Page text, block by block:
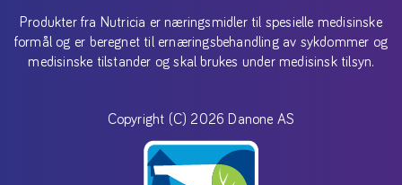
Produkter fra Nutricia er næringsmidler til spesielle medisinske
formål og er beregnet til ernæringsbehandling av sykdommer og
medisinske tilstander og skal brukes under medisinsk tilsyn.
Copyright (C) 2026 Danone AS